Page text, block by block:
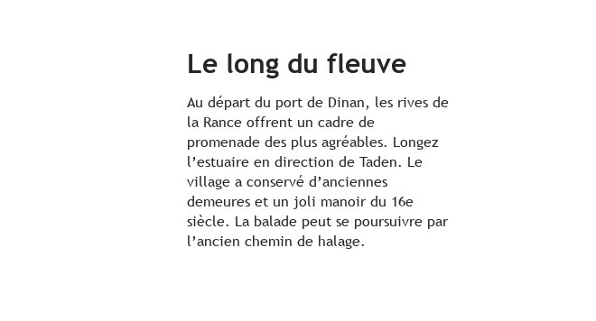
Le long du fleuve
Au départ du port de Dinan, les rives de
la Rance offrent un cadre de
promenade des plus agréables. Longez
l’estuaire en direction de Taden. Le
village a conservé d’anciennes
demeures et un joli manoir du 16e
siècle. La balade peut se poursuivre par
l’ancien chemin de halage.